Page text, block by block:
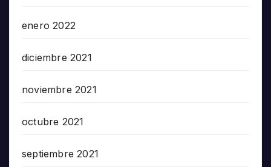
enero 2022
diciembre 2021
noviembre 2021
octubre 2021
septiembre 2021